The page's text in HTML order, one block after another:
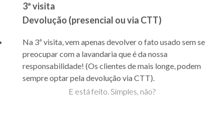
3ª visita
Devolução (presencial ou via CTT)
Na 3ª visita, vem apenas devolver o fato usado sem se
preocupar com a lavandaria que é da nossa
responsabilidade! (Os clientes de mais longe, podem
sempre optar pela devolução via CTT).
E está feito. Simples, não?